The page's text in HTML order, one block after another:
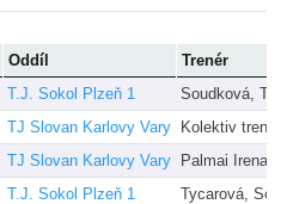
Oddíl
Trenér
T.J. Sokol Plzeň 1
Soudková,
TJ Slovan Karlovy Vary
Kolektiv
TJ Slovan Karlovy Vary
Palmai Irena
T.J. Sokol Plzeň 1
Tycarová,